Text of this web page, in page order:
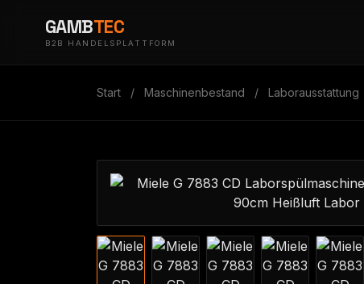
GAMBTEC
B2B HANDELSPLATTFORM
Start / Maschinenbestand / Laborausstattung